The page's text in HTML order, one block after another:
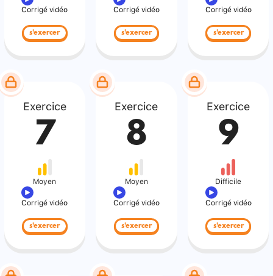
Corrigé vidéo
s'exercer
Corrigé vidéo
s'exercer
Corrigé vidéo
s'exercer
Exercice
7
Moyen
Corrigé vidéo
s'exercer
Exercice
8
Moyen
Corrigé vidéo
s'exercer
Exercice
9
Difficile
Corrigé vidéo
s'exercer